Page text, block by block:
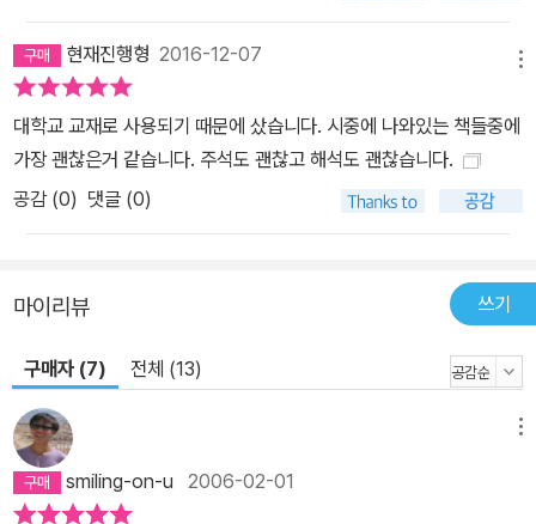
현재진행형 2016-12-07
대학교 교재로 사용되기 때문에 샀습니다. 시중에 나와있는 책들중에
가장 괜찮은거 같습니다. 주석도 괜찮고 해석도 괜찮습니다.
공감 (0) 댓글 (0)
마이리뷰 쓰기
구매자 (7) 전체 (13)
smiling-on-u 2006-02-01